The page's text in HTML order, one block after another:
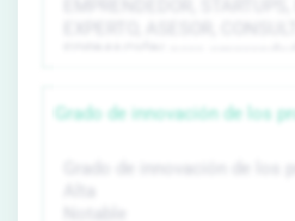
Grado de innovación de los